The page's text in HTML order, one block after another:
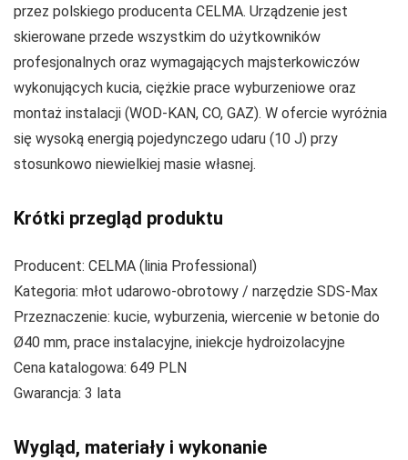
przez polskiego producenta CELMA. Urządzenie jest
skierowane przede wszystkim do użytkowników
profesjonalnych oraz wymagających majsterkowiczów
wykonujących kucia, ciężkie prace wyburzeniowe oraz
montaż instalacji (WOD‑KAN, CO, GAZ). W ofercie wyróżnia
się wysoką energią pojedynczego udaru (10 J) przy
stosunkowo niewielkiej masie własnej.
Krótki przegląd produktu
Producent: CELMA (linia Professional)
Kategoria: młot udarowo‑obrotowy / narzędzie SDS‑Max
Przeznaczenie: kucie, wyburzenia, wiercenie w betonie do
Ø40 mm, prace instalacyjne, iniekcje hydroizolacyjne
Cena katalogowa: 649 PLN
Gwarancja: 3 lata
Wygląd, materiały i wykonanie